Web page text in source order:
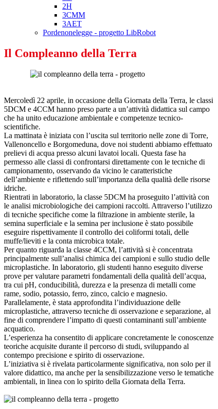
2H
3CMM
3AET
Pordenonelegge - progetto LibRobot
Il Compleanno della Terra
Mercoledì 22 aprile, in occasione della Giornata della Terra, le classi
5DCM e 4CCM hanno preso parte a un’attività didattica sul campo
che ha unito educazione ambientale e competenze tecnico-
scientifiche.
La mattinata è iniziata con l’uscita sul territorio nelle zone di Torre,
Vallenoncello e Borgomeduna, dove noi studenti abbiamo effettuato
prelievi di acqua presso alcuni lavatoi locali. Questa fase ha
permesso alle classi di confrontarsi direttamente con le tecniche di
campionamento, osservando da vicino le caratteristiche
dell’ambiente e riflettendo sull’importanza della qualità delle risorse
idriche.
Rientrati in laboratorio, la classe 5DCM ha proseguito l’attività con
le analisi microbiologiche dei campioni raccolti. Attraverso l’utilizzo
di tecniche specifiche come la filtrazione in ambiente sterile, la
semina superficiale e la semina per inclusione è stato possibile
eseguire rispettivamente il controllo dei coliformi totali, delle
muffe/lieviti e la conta microbica totale.
Per quanto riguarda la classe 4CCM, l’attività si è concentrata
principalmente sull’analisi chimica dei campioni e sullo studio delle
microplastiche. In laboratorio, gli studenti hanno eseguito diverse
prove per valutare parametri fondamentali della qualità dell’acqua,
tra cui pH, conducibilità, durezza e la presenza di metalli come
rame, sodio, potassio, ferro, zinco, calcio e magnesio.
Parallelamente, è stata approfondita l’individuazione delle
microplastiche, attraverso tecniche di osservazione e separazione, al
fine di comprendere l’impatto di questi contaminanti sull’ambiente
acquatico.
L’esperienza ha consentito di applicare concretamente le conoscenze
teoriche acquisite durante il percorso di studi, sviluppando al
contempo precisione e spirito di osservazione.
L’iniziativa si è rivelata particolarmente significativa, non solo per il
valore didattico, ma anche per la sensibilizzazione verso le tematiche
ambientali, in linea con lo spirito della Giornata della Terra.